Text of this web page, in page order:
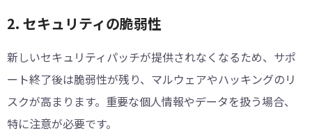
2. セキュリティの脆弱性
新しいセキュリティパッチが提供されなくなるため、サポ
ート終了後は脆弱性が残り、マルウェアやハッキングのリ
スクが高まります。重要な個人情報やデータを扱う場合、
特に注意が必要です。